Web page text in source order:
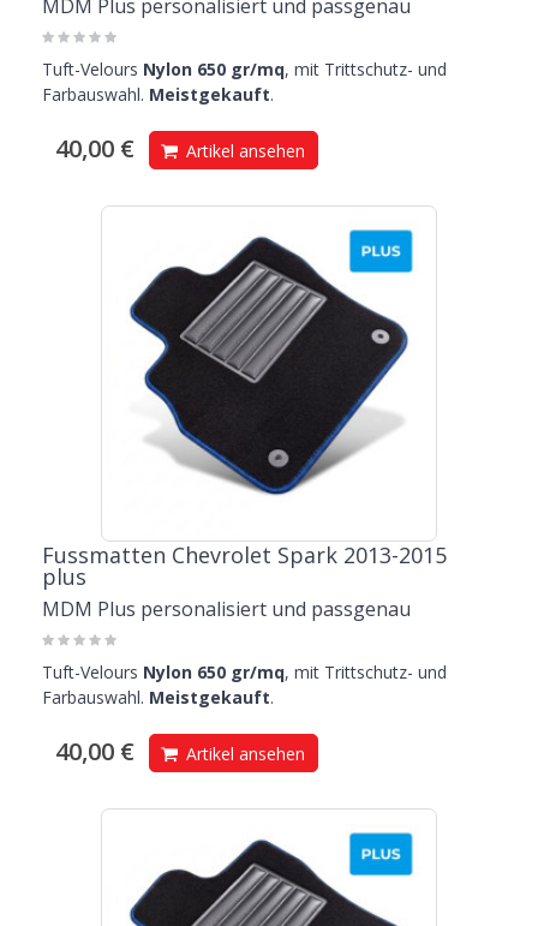
MDM Plus personalisiert und passgenau
Tuft-Velours Nylon 650 gr/mq, mit Trittschutz- und
Farbauswahl. Meistgekauft.
40,00 € Artikel ansehen
Fussmatten Chevrolet Spark 2013-2015
plus
MDM Plus personalisiert und passgenau
Tuft-Velours Nylon 650 gr/mq, mit Trittschutz- und
Farbauswahl. Meistgekauft.
40,00 € Artikel ansehen